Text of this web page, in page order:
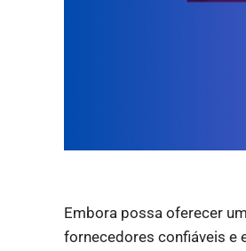
Embora possa oferecer
fornecedores confiáveis e